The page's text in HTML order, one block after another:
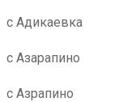
с Адикаевка
с Азарапино
с Азрапино